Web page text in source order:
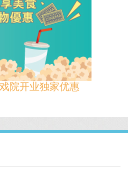
戏院开业独家优惠